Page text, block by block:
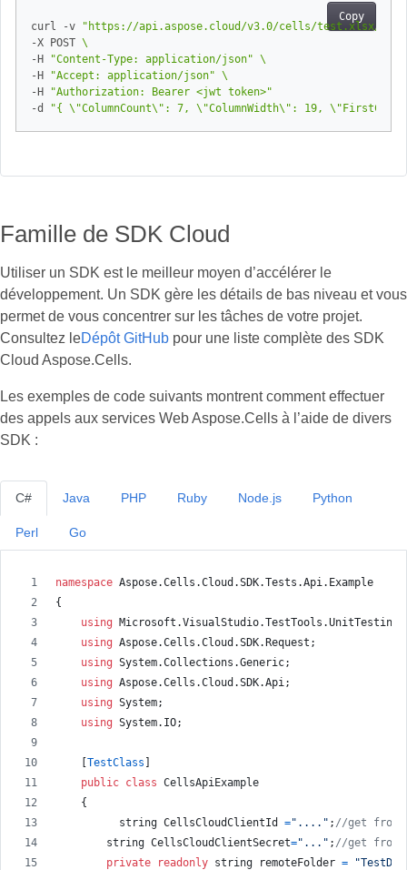
Copy
curl -v
"https://api.aspose.cloud/v3.0/cells/test.xlsx/
-X POST
-H
"Content-Type: application/json"
-H
"Accept: application/json"
-H
"Authorization: Bearer <jwt token>"
-d
"{ \"ColumnCount\": 7, \"ColumnWidth\": 19,
Famille de SDK Cloud
Utiliser un SDK est le meilleur moyen d’accélérer le
développement. Un SDK gère les détails de bas niveau et vous
permet de vous concentrer sur les tâches de votre projet.
Consultez leDépôt GitHub pour une liste complète des SDK
Cloud Aspose.Cells.
Les exemples de code suivants montrent comment effectuer
des appels aux services Web Aspose.Cells à l’aide de divers
SDK :
C#
namespace Aspose.Cells .Cloud .SDK.Tests .Api. Example
{
using
Microsoft .VisualStudio.TestTools .UnitTesting
using Aspose.Cells .Cloud .SDK. Request ;
using System.Collections .Generic;
using Aspose.Cells .Cloud .SDK.Api;
using System;
using System. IO;
TestClass
public class CellsApiExample
{
string CellsCloudClientId ="...." ; //get from
string CellsCloudClientSecret="..." ; //get from
private
readonly string remoteFolder =
Java PHP Ruby Node.js Python
Perl Go